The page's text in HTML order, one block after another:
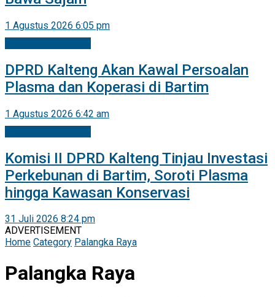
1 Agustus 2026 6:05 pm
DPRD Kalteng Akan Kawal Persoalan
Plasma dan Koperasi di Bartim
1 Agustus 2026 6:42 am
Komisi II DPRD Kalteng Tinjau Investasi
Perkebunan di Bartim, Soroti Plasma
hingga Kawasan Konservasi
31 Juli 2026 8:24 pm
ADVERTISEMENT
Home Category Palangka Raya
Palangka Raya